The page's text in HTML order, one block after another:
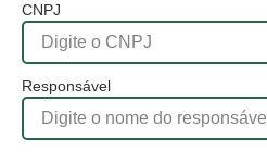
CNPJ
Responsável